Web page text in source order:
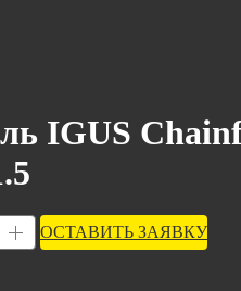
IGUS
ОСТАВИТЬ ЗАЯВКУ